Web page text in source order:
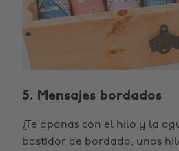
5. Mensajes bordados
¿Te apañas con el hilo y la
bastidor de bordado, unos